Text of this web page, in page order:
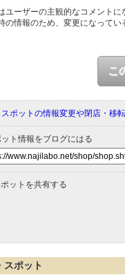
ーザーの主観的なコメントに
の情報のため、変更になってい
こ
ポットの情報変更や閉店・移
ト情報をブログにはる
ットを共有する
スポット